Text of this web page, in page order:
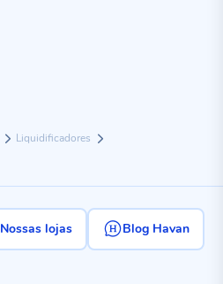
Liquidificadores
Nossas lojas Blog Havan